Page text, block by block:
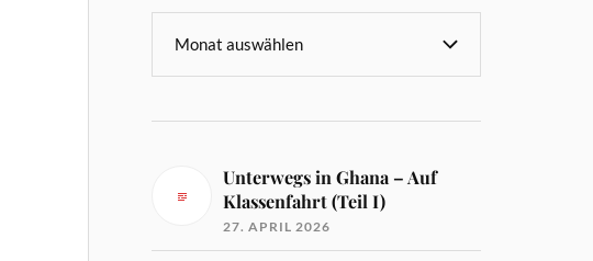
Unterwegs in Ghana – Auf
Klassenfahrt (Teil I)
27. APRIL 2026